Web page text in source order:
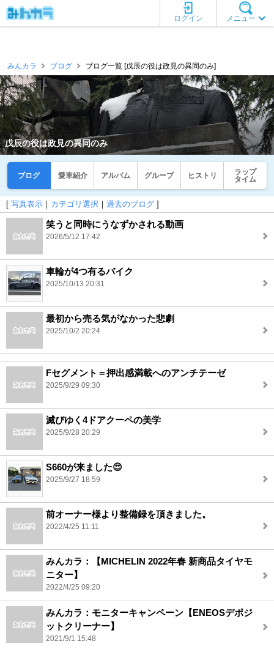
メニュー
ログイン
みんカラ ブログ ブログ一覧 [戊辰の役は政見の異同のみ]
戊辰の役は政見の異同のみ
ブログ 愛車紹介 アルバム グループ ヒストリ
ラップ
タイム
[ 写真表示 ｜ カテゴリ選択 ｜ 過去のブログ ]
笑うと同時にうなずかされる動画
2026/5/12 17:42
車輪が4つ有るバイク
2025/10/13 20:31
最初から売る気がなかった悲劇
2025/10/2 20:24
Fセグメント＝押出感満載へのアンチテーゼ
2025/9/29 09:30
滅びゆく4ドアクーペの美学
2025/9/28 20:29
S660が来ました😍
2025/9/27 18:59
前オーナー様より整備録を頂きました。
2022/4/25 11:11
みんカラ：【MICHELIN 2022年春 新商品タイヤモ
ニター】
2022/4/25 09:20
みんカラ：モニターキャンペーン【ENEOSデポジ
ットクリーナー】
2021/9/1 15:48